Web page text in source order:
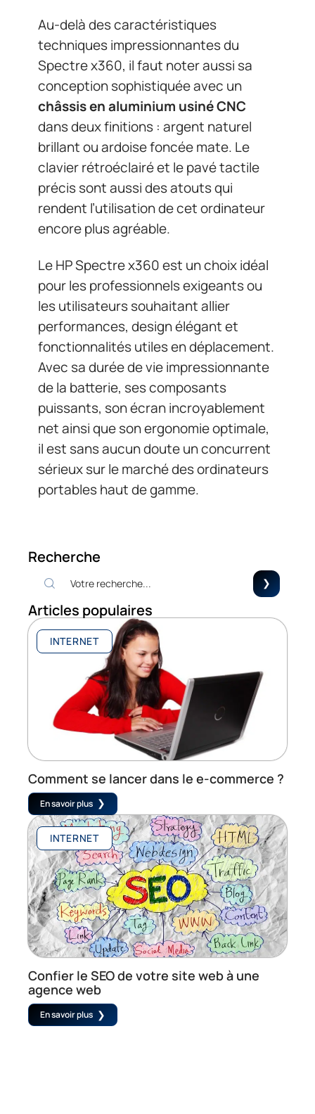
Au-delà des caractéristiques
techniques impressionnantes du
Spectre x360, il faut noter aussi sa
conception sophistiquée avec un
châssis en aluminium usiné CNC
dans deux finitions : argent naturel
brillant ou ardoise foncée mate. Le
clavier rétroéclairé et le pavé tactile
précis sont aussi des atouts qui
rendent l’utilisation de cet ordinateur
encore plus agréable.
Le HP Spectre x360 est un choix idéal
pour les professionnels exigeants ou
les utilisateurs souhaitant allier
performances, design élégant et
fonctionnalités utiles en déplacement.
Avec sa durée de vie impressionnante
de la batterie, ses composants
puissants, son écran incroyablement
net ainsi que son ergonomie optimale,
il est sans aucun doute un concurrent
sérieux sur le marché des ordinateurs
portables haut de gamme.
Recherche
Articles populaires
INTERNET
Comment se lancer dans le e-commerce ?
En savoir plus
INTERNET
Confier le SEO de votre site web à une
agence web
En savoir plus